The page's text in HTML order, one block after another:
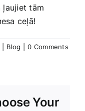
ļaujiet tām
ceļā!
Blog 0 Comments
Your